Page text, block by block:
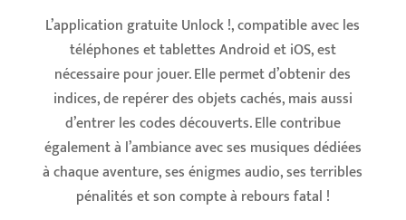
L’application gratuite Unlock !, compatible avec les
téléphones et tablettes Android et iOS, est
nécessaire pour jouer. Elle permet d’obtenir des
indices, de repérer des objets cachés, mais aussi
d’entrer les codes découverts. Elle contribue
également à l’ambiance avec ses musiques dédiées
à chaque aventure, ses énigmes audio, ses terribles
pénalités et son compte à rebours fatal !